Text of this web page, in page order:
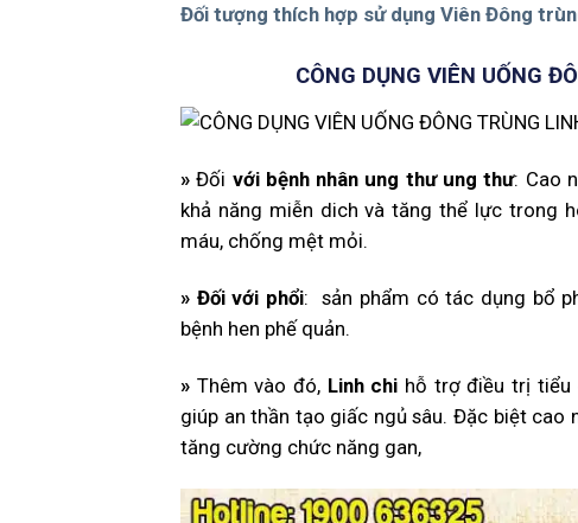
Đối tượng thích hợp sử dụng Viên Đông
CÔNG DỤNG VIÊN UỐNG
» Đối với bệnh nhân ung thư ung thư: Cao
khả năng miễn dich và tăng thể lực trong
máu, chống mệt mỏi.
» Đối với phổi: sản phẩm có tác dụng bổ
bệnh hen phế quản.
» Thêm vào đó, Linh chi hỗ trợ điều trị tiểu
giúp an thần tạo giấc ngủ sâu. Đặc biệt cao
tăng cường chức năng gan,